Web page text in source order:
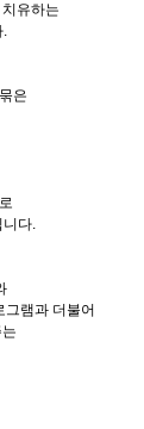
유하는
.
은
니다.
그램과 더불어